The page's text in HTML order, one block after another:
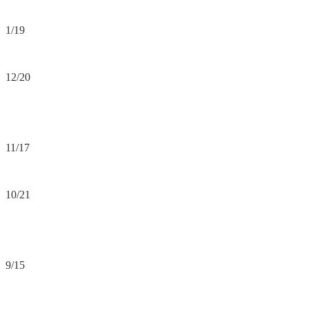
1/19
12/20
11/17
10/21
9/15